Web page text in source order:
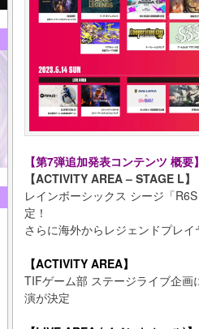
【第7弾追加発表コンテンツ 概要】
【ACTIVITY AREA – STAGE L】
レインボーシックス シージ「
定！
さらに海外からレジェンドプレイ
【ACTIVITY AREA】
TIFゲーム部 ステージライブ企画
演が決定